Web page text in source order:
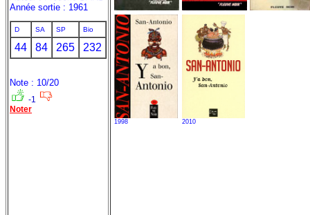
Année sortie : 1961
D SA SP Bio
44 84 265 232
Note : 10/20
-1
Noter
1998 2010